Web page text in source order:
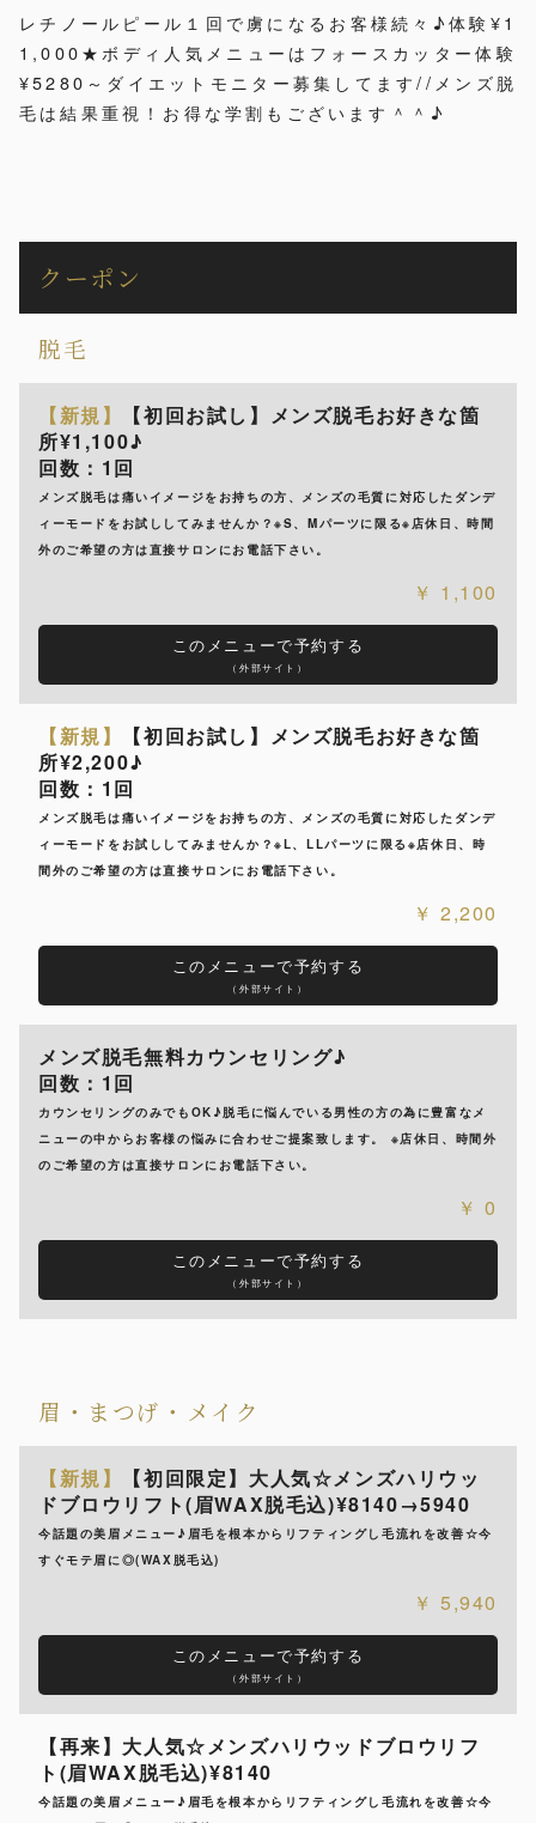
レチノールピール１回で虜になるお客様続々♪体験¥1
1,000★ボディ人気メニューはフォースカッター体験
¥5280～ダイエットモニター募集してます//メンズ脱
毛は結果重視！お得な学割もございます＾＾♪
クーポン
脱毛
【新規】
【初回お試し】メンズ脱毛お好きな箇
所¥1,100♪
回数：1回
メンズ脱毛は痛いイメージをお持ちの方、メンズの毛質に対応したダンデ
ィーモードをお試ししてみませんか？※S、Mパーツに限る※店休日、時間
外のご希望の方は直接サロンにお電話下さい。
1,100
このメニューで予約する
（外部サイト）
【新規】
【初回お試し】メンズ脱毛お好きな箇
所¥2,200♪
回数：1回
メンズ脱毛は痛いイメージをお持ちの方、メンズの毛質に対応したダンデ
ィーモードをお試ししてみませんか？※L、LLパーツに限る※店休日、時
間外のご希望の方は直接サロンにお電話下さい。
2,200
このメニューで予約する
（外部サイト）
メンズ脱毛無料カウンセリング♪
回数：1回
カウンセリングのみでもOK♪脱毛に悩んでいる男性の方の為に豊富なメ
ニューの中からお客様の悩みに合わせご提案致します。 ※店休日、時間外
のご希望の方は直接サロンにお電話下さい。
0
このメニューで予約する
（外部サイト）
眉・まつげ・メイク
【新規】
【初回限定】大人気☆メンズハリウッ
ドブロウリフト(眉WAX脱毛込)¥8140→5940
今話題の美眉メニュー♪眉毛を根本からリフティングし毛流れを改善☆今
すぐモテ眉に◎(WAX脱毛込)
5,940
このメニューで予約する
（外部サイト）
【再来】大人気☆メンズハリウッドブロウリフ
ト(眉WAX脱毛込)¥8140
今話題の美眉メニュー♪眉毛を根本からリフティングし毛流れを改善☆今